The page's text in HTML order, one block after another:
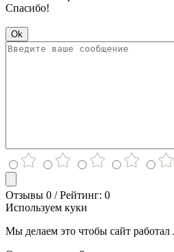
Спасибо!
Ok
Отзывы 0 / Рейтинг: 0
Используем куки
Мы делаем это чтобы сайт работал